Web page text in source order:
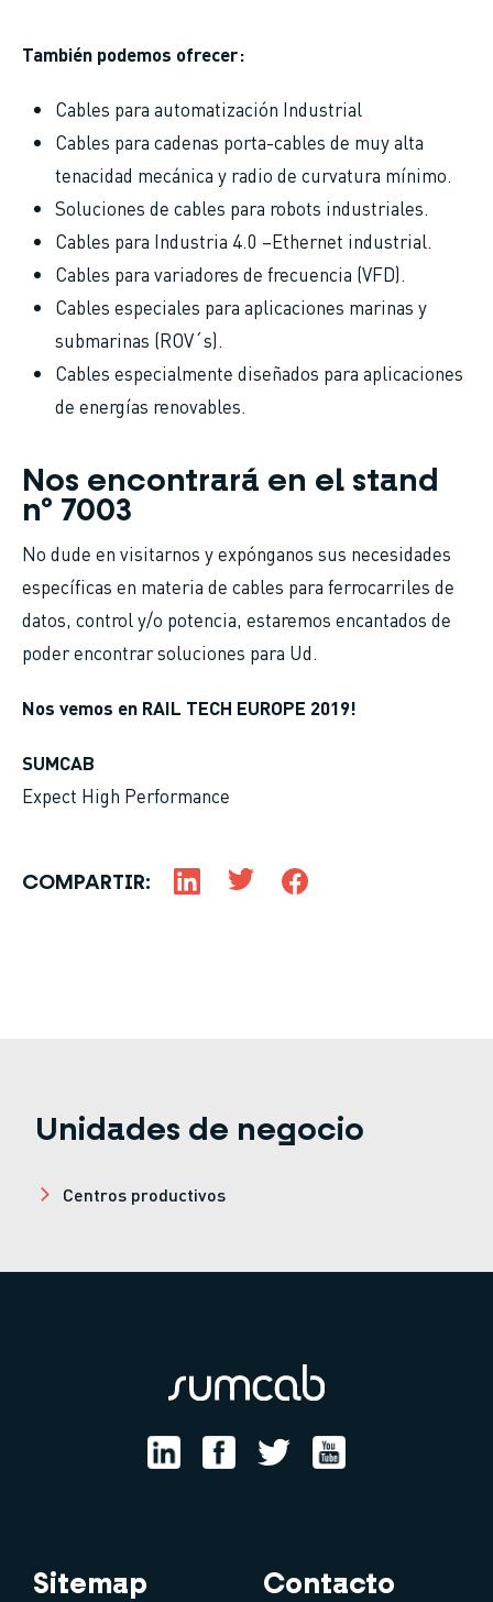
También podemos ofrecer:
Cables para automatización Industrial
Cables para cadenas porta-cables de muy alta
tenacidad mecánica y radio de curvatura mínimo.
Soluciones de cables para robots industriales.
Cables para Industria 4.0 –Ethernet industrial.
Cables para variadores de frecuencia (VFD).
Cables especiales para aplicaciones marinas y
submarinas (ROV´s).
Cables especialmente diseñados para aplicaciones
de energías renovables.
Nos encontrará en el stand
nº 7003
No dude en visitarnos y expónganos sus necesidades
específicas en materia de cables para ferrocarriles de
datos, control y/o potencia, estaremos encantados de
poder encontrar soluciones para Ud.
Nos vemos en RAIL TECH EUROPE 2019!
SUMCAB
Expect High Performance
COMPARTIR:
Unidades de negocio
Centros productivos
Sitemap Contacto